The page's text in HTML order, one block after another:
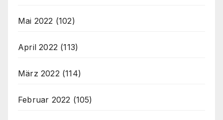
Mai 2022 (102)
April 2022 (113)
März 2022 (114)
Februar 2022 (105)